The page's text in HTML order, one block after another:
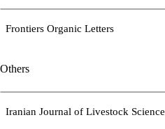
Frontiers Organic Letters
Others
Iranian Journal of Livestock Science